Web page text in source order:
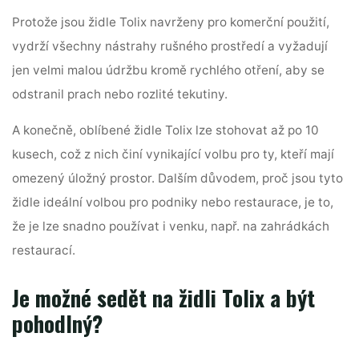
Protože jsou židle Tolix navrženy pro komerční použití,
vydrží všechny nástrahy rušného prostředí a vyžadují
jen velmi malou údržbu kromě rychlého otření, aby se
odstranil prach nebo rozlité tekutiny.
A konečně, oblíbené židle Tolix lze stohovat až po 10
kusech, což z nich činí vynikající volbu pro ty, kteří mají
omezený úložný prostor. Dalším důvodem, proč jsou tyto
židle ideální volbou pro podniky nebo restaurace, je to,
že je lze snadno používat i venku, např. na zahrádkách
restaurací.
Je možné sedět na židli Tolix a být
pohodlný?